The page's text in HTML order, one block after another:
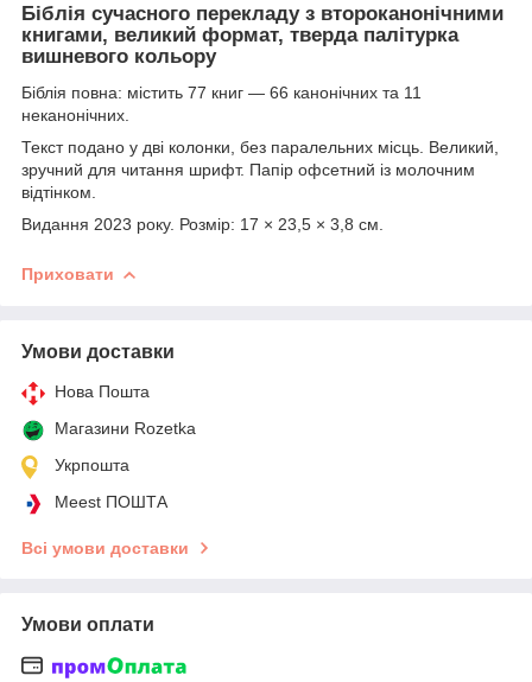
Біблія сучасного перекладу з второканонічними
книгами, великий формат, тверда палітурка
вишневого кольору
Біблія повна: містить 77 книг — 66 канонічних та 11
неканонічних.
Текст подано у дві колонки, без паралельних місць. Великий,
зручний для читання шрифт. Папір офсетний із молочним
відтінком.
Видання 2023 року. Розмір: 17 × 23,5 × 3,8 см.
Приховати
Умови доставки
Нова Пошта
Магазини Rozetka
Укрпошта
Meest ПОШТА
Всі умови доставки
Умови оплати